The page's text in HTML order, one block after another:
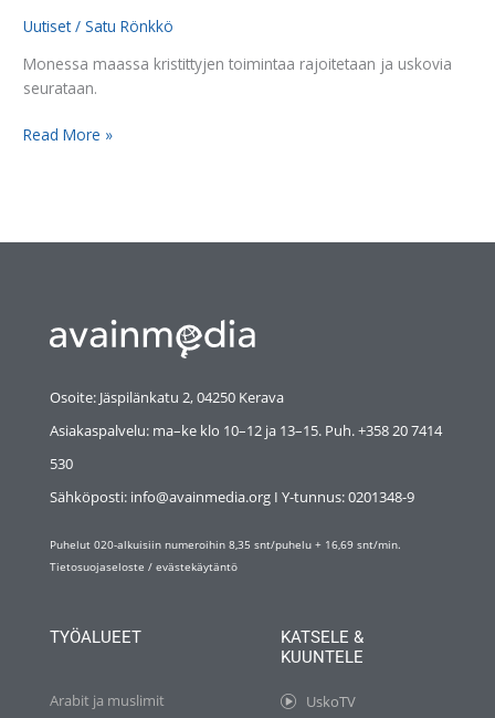
Uutiset/Satu Rönkkö
Monessa maassa kristittyjen toimintaa rajoitetaan ja uskovia
seurataan.
Read More »
Osoite: Jäspilänkatu 2, 04250 Kerava
Asiakaspalvelu: ma–ke klo 10–12 ja 13–15. Puh. +358 20 7414
530
Sähköposti: info@avainmedia.org I Y-tunnus:0201348-9
Puhelut 020-alkuisiin numeroihin 8,35 snt/puhelu + 16,69 snt/min.
Tietosuojaseloste / evästekäytäntö
TYÖALUEET
Arabit ja muslimit
KATSELE &
KUUNTELE
UskoTV